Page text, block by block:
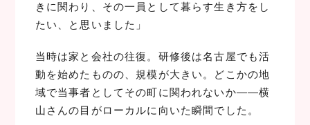
きに関わり、その一員として暮らす生き方をし
たい、と思いました」
当時は家と会社の往復。研修後は名古屋でも活
動を始めたものの、規模が大きい。どこかの地
域で当事者としてその町に関われないか――横
山さんの目がローカルに向いた瞬間でした。